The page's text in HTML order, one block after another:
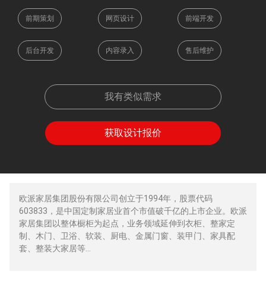
前期策划
后台开发
网页设计
内容录入
前端开发
售后维护
我有类似需求
获取设计报价
欧派家居集团股份有限公司创立于1994年，股票代码
603833 ，是中国定制家居业首个市值破千亿的上市企业。欧派
家居集团以整体橱柜为起点，业务领域延伸到衣柜、整家定
制、木门、卫浴、软装、厨电、金属门窗、装甲门、家具配
套、整装大家居等…